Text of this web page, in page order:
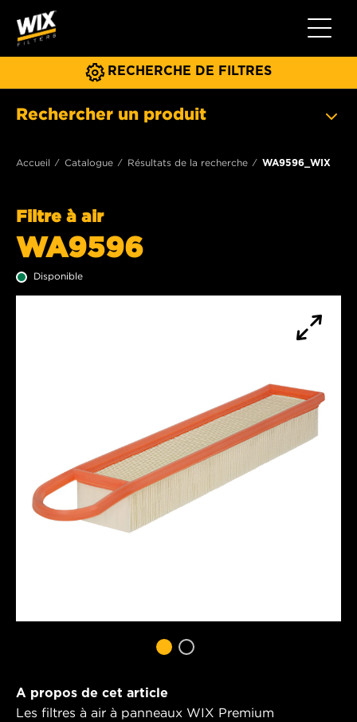
Toggle
RECHERCHE DE FILTRES
Rechercher un produit
Accueil Catalogue Résultats de la recherche WA9596_WIX
Filtre à air
WA9596
Disponible
A propos de cet article
Les filtres à air à panneaux WIX Premium